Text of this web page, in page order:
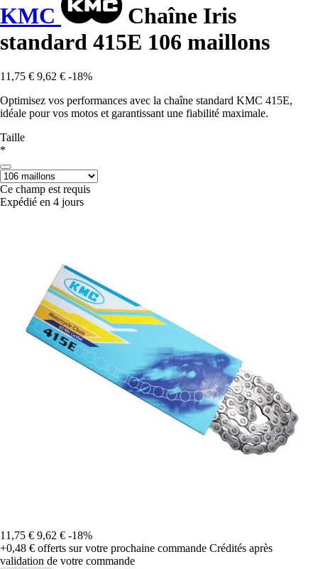
KMC
Chaîne Iris
standard 415E 106 maillons
11,75 € 9,62 € -18%
Optimisez vos performances avec la chaîne standard KMC 415E,
idéale pour vos motos et garantissant une fiabilité maximale.
Taille
*
Ce champ est requis
Expédié en 4 jours
11,75 € 9,62 € -18%
+0,48 € offerts sur votre prochaine commande Crédités après
validation de votre commande